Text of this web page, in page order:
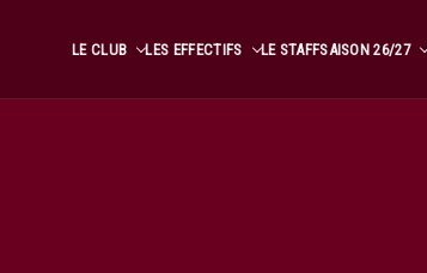
LE CLUB LES EFFECTIFS LE STAFFSAISON 26/27